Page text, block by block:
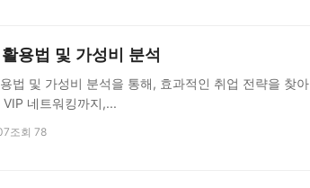
용법 및 가성비 분석
법 및 가성비 분석을 통해, 효과적인 취업 전략을 찾아
네트워킹까지,...
조회 78